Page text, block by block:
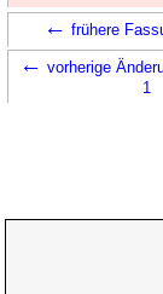
← frühere
← vorherige
1